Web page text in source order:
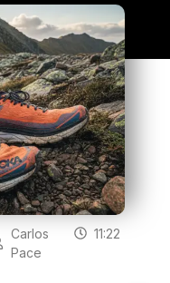
Carlos
Pace
11:22